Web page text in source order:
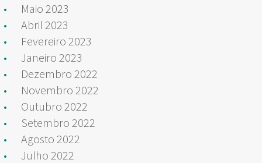
Maio 2023
Abril 2023
Fevereiro 2023
Janeiro 2023
Dezembro 2022
Novembro 2022
Outubro 2022
Setembro 2022
Agosto 2022
Julho 2022